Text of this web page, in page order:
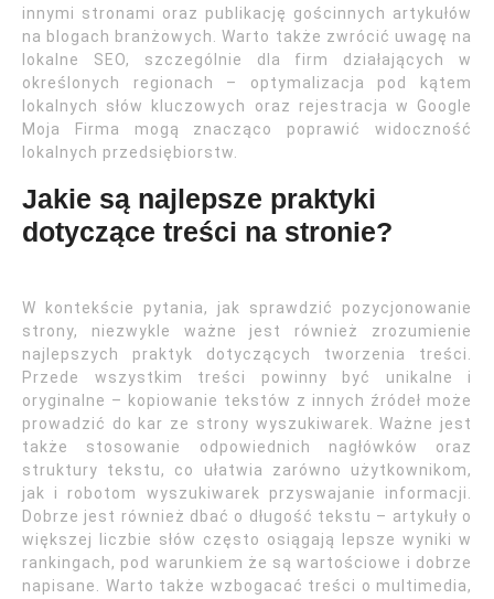
innymi stronami oraz publikację gościnnych artykułów
na blogach branżowych. Warto także zwrócić uwagę na
lokalne SEO, szczególnie dla firm działających w
określonych regionach – optymalizacja pod kątem
lokalnych słów kluczowych oraz rejestracja w Google
Moja Firma mogą znacząco poprawić widoczność
lokalnych przedsiębiorstw.
Jakie są najlepsze praktyki
dotyczące treści na stronie?
W kontekście pytania, jak sprawdzić pozycjonowanie
strony, niezwykle ważne jest również zrozumienie
najlepszych praktyk dotyczących tworzenia treści.
Przede wszystkim treści powinny być unikalne i
oryginalne – kopiowanie tekstów z innych źródeł może
prowadzić do kar ze strony wyszukiwarek. Ważne jest
także stosowanie odpowiednich nagłówków oraz
struktury tekstu, co ułatwia zarówno użytkownikom,
jak i robotom wyszukiwarek przyswajanie informacji.
Dobrze jest również dbać o długość tekstu – artykuły o
większej liczbie słów często osiągają lepsze wyniki w
rankingach, pod warunkiem że są wartościowe i dobrze
napisane. Warto także wzbogacać treści o multimedia,